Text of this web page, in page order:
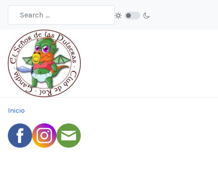
Inicio